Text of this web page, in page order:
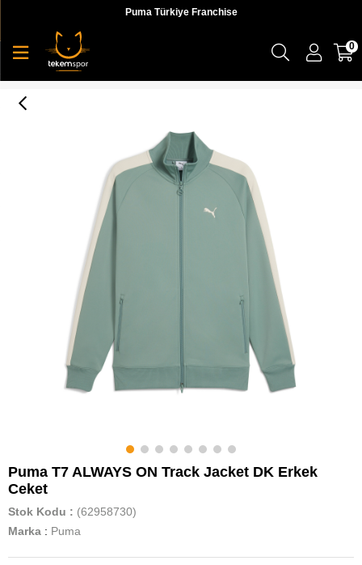
Puma Türkiye Franchise
0
Puma T7 ALWAYS ON Track Jacket DK Erkek
Ceket
Stok Kodu
(62958730)
Marka : Puma